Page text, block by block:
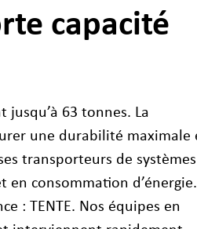
capacité
jusqu’à 63 tonnes. La
une durabilité maximale
transporteurs de systèmes
en consommation d’énergie.
: TENTE. Nos équipes en